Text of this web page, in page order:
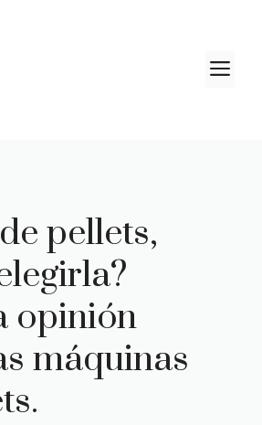
pellets,
opinión
máquinas